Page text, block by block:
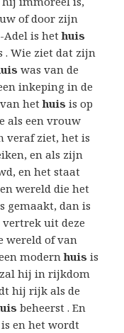
of door zijn
Adel is hethuis
. Wie ziet dat zijn
was van de
inkeping in de
van hethuis is op
als een vrouw
veraf ziet, het is
en als zijn
en het staat
wereld die het
gemaakt, dan is
uit deze
wereld of van
modernhuis is
hij in rijkdom
hij rijk als de
beheerst . En
is en het wordt